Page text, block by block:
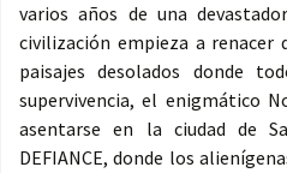
varios años de una
civilización empieza a renacer
paisajes desolados donde
supervivencia, el enigmático
asentarse en la ciudad de
DEFIANCE, donde los